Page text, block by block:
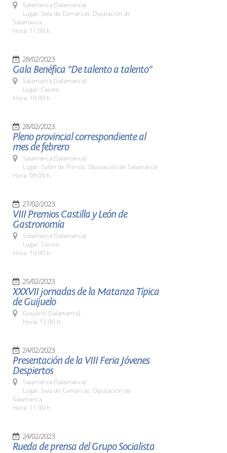
Salamanca (Salamanca)
Lugar: Sala de Comarcas. Diputación de
Salamanca
Hora: 11:00 h.
28/02/2023
Gala Benéfica "De talento a talento"
Salamanca (Salamanca)
Lugar: Casino
Hora: 18:00 h.
28/02/2023
Pleno provincial correspondiente al
mes de febrero
Salamanca (Salamanca)
Lugar: Salón de Plenos. Diputación de Salamanca
Hora: 09:00 h.
27/02/2023
VIII Premios Castilla y León de
Gastronomía
Salamanca (Salamanca)
Lugar: Casino
Hora: 19:00 h.
25/02/2023
XXXVII jornadas de la Matanza Típica
de Guijuelo
Guijuelo (Salamanca)
Hora: 12:00 h.
24/02/2023
Presentación de la VIII Feria Jóvenes
Despiertos
Salamanca (Salamanca)
Lugar: Sala de Comarcas. Diputación de
Salamanca
Hora: 11:30 h.
24/02/2023
Rueda de prensa del Grupo Socialista